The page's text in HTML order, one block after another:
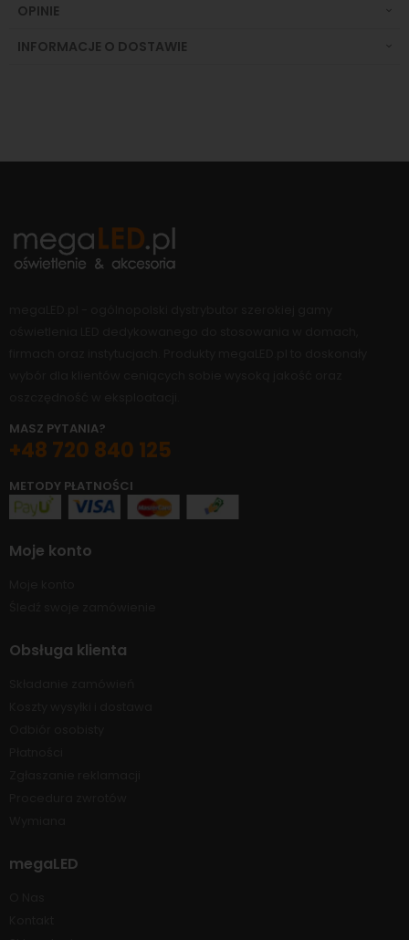
OPINIE
INFORMACJE O DOSTAWIE
MASZ PYTANIA?
+48 720 840 125
METODY PŁATNOŚCI
Moje konto
Obsługa klienta
megaLED